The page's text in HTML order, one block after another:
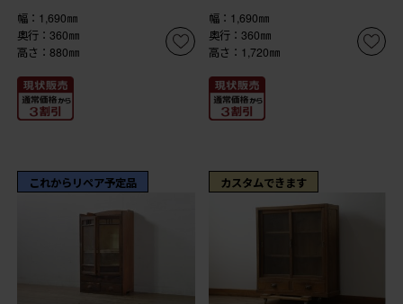
幅：1,690㎜
奥行：360㎜
高さ：880㎜
幅：1,690㎜
奥行：360㎜
高さ：1,720㎜
これからリペア予定品 カスタムできます